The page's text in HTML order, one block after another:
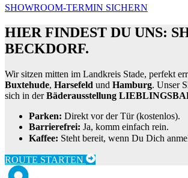
SHOWROOM-TERMIN SICHERN
HIER FINDEST DU UNS:
BECKDORF.
Wir sitzen mitten im Landkreis Stade, perfekt
Buxtehude, Harsefeld und Hamburg. Unser
sich in derBäderausstellung
Parken: Direkt vor der Tür (kostenlos).
Barrierefrei: Ja, komm einfach rein.
Kaffee: Steht bereit, wenn Du Dich
ROUTE STARTEN